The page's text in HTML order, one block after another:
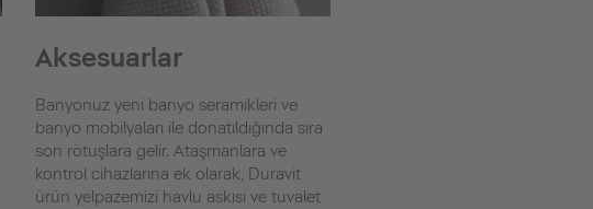
Aksesuarlar
Banyonuz yeni banyo seramikleri ve
banyo mobilyaları ile donatıldığında sıra
son rötuşlara gelir. Ataşmanlara ve
kontrol cihazlarına ek olarak, Duravit
ürün yelpazemizi havlu askısı ve tuvalet